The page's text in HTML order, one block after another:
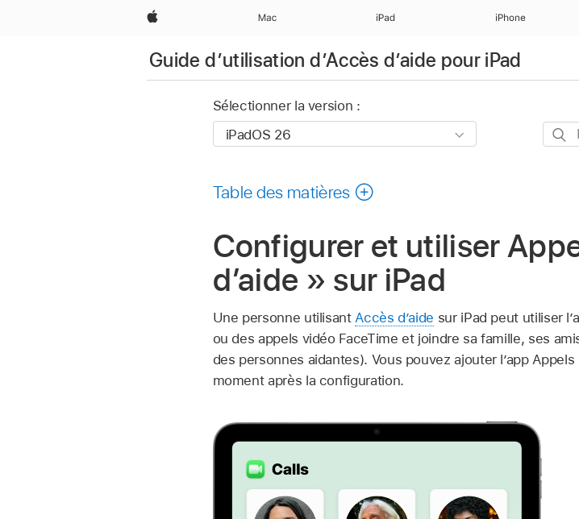
Apple Mac iPad iPhone
Guide d’utilisation d’Accès d’aide pour iPad
Sélectionner la version :
Table des matières
Configurer et utiliser
d’aide » sur iPad
Une personne utilisantAccès d’aide sur iPad peut utiliser
ou des appels vidéo FaceTime et joindre sa famille, ses
des personnes aidantes). Vous pouvez ajouter l’app
moment après la configuration.